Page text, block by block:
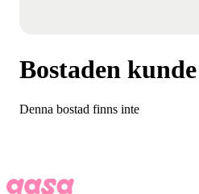
Bostaden
Denna bostad finns inte